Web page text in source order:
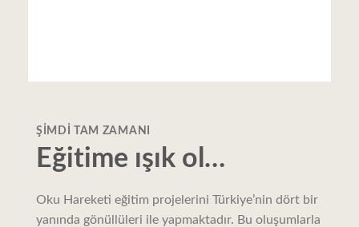
ŞIMDI TAM ZAMANI
Eğitime ışık ol…
Oku Hareketi eğitim projelerini Türkiye’nin dört bir
yanında gönüllüleri ile yapmaktadır. Bu oluşumlarla